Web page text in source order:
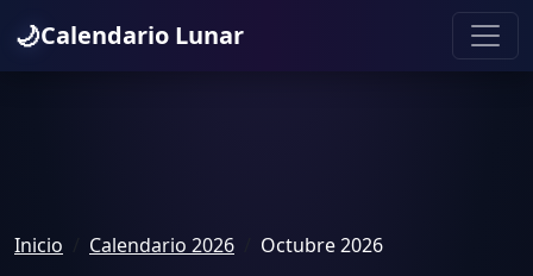
🌙Calendario Lunar
Inicio Calendario 2026 Octubre 2026